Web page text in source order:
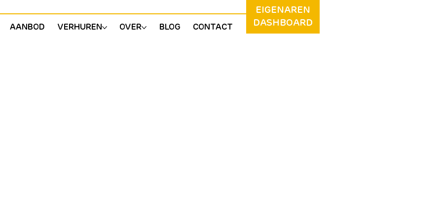
AANBOD VERHUREN OVER BLOG CONTACT
EIGENAREN
DASHBOARD